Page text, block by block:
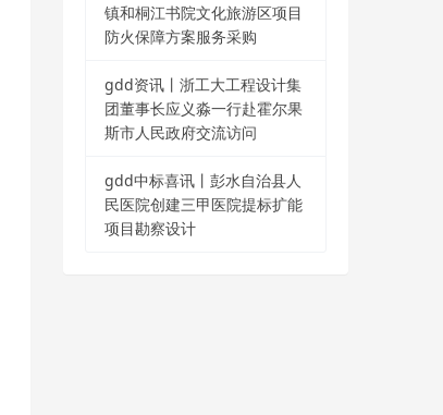
镇和桐江书院文化旅游区项目
防火保障方案服务采购
gdd资讯丨浙工大工程设计集
团董事长应义淼一行赴霍尔果
斯市人民政府交流访问
gdd中标喜讯丨彭水自治县人
民医院创建三甲医院提标扩能
项目勘察设计